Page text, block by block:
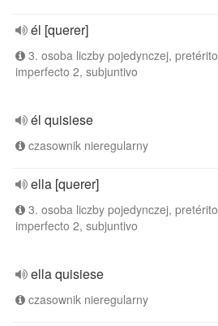
él [querer]
3. osoba liczby pojedynczej, pretérito
imperfecto 2, subjuntivo
él quisiese
czasownik nieregularny
ella [querer]
3. osoba liczby pojedynczej, pretérito
imperfecto 2, subjuntivo
ella quisiese
czasownik nieregularny